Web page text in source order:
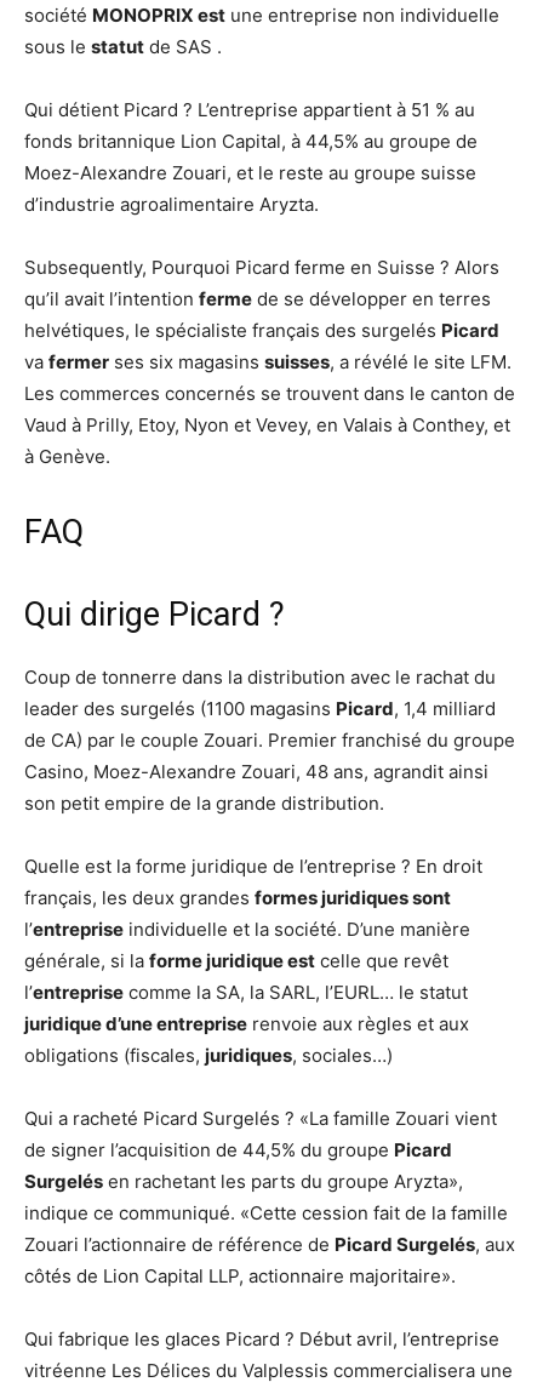
société MONOPRIX est une entreprise non individuelle
sous le statut de SAS .
Qui détient Picard ? L’entreprise appartient à 51 % au
fonds britannique Lion Capital, à 44,5% au groupe de
Moez-Alexandre Zouari, et le reste au groupe suisse
d’industrie agroalimentaire Aryzta.
Subsequently, Pourquoi Picard ferme en Suisse ? Alors
qu’il avait l’intention ferme de se développer en terres
helvétiques, le spécialiste français des surgelés Picard
va fermer ses six magasins suisses, a révélé le site LFM.
Les commerces concernés se trouvent dans le canton de
Vaud à Prilly, Etoy, Nyon et Vevey, en Valais à Conthey, et
à Genève.
FAQ
Qui dirige Picard ?
Coup de tonnerre dans la distribution avec le rachat du
leader des surgelés (1100 magasins Picard, 1,4 milliard
de CA) par le couple Zouari. Premier franchisé du groupe
Casino, Moez-Alexandre Zouari, 48 ans, agrandit ainsi
son petit empire de la grande distribution.
Quelle est la forme juridique de l’entreprise ? En droit
français, les deux grandes formes juridiques sont
l’entreprise individuelle et la société. D’une manière
générale, si la forme juridique est celle que revêt
l’entreprise comme la SA, la SARL, l’EURL… le statut
juridique d’une entreprise renvoie aux règles et aux
obligations (fiscales, juridiques, sociales…)
Qui a racheté Picard Surgelés ? «La famille Zouari vient
de signer l’acquisition de 44,5% du groupe Picard
Surgelés en rachetant les parts du groupe Aryzta»,
indique ce communiqué. «Cette cession fait de la famille
Zouari l’actionnaire de référence de Picard Surgelés, aux
côtés de Lion Capital LLP, actionnaire majoritaire».
Qui fabrique les glaces Picard ? Début avril, l’entreprise
vitréenne Les Délices du Valplessis commercialisera une